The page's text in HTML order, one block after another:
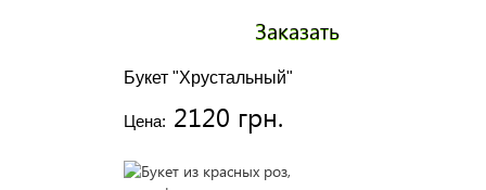
Букет "Хрустальный"
Цена: 2120 грн.
Заказать